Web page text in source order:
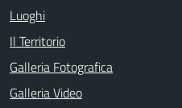
Luoghi
Il Territorio
Galleria Fotografica
Galleria Video